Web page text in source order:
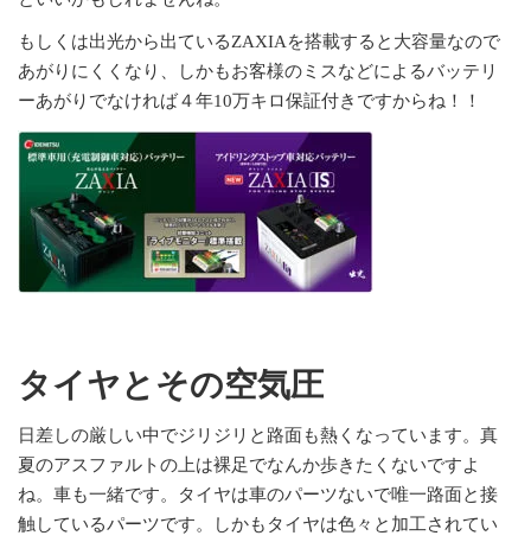
もしくは出光から出ているZAXIAを搭載すると大容量なので
あがりにくくなり、しかもお客様のミスなどによるバッテリ
ーあがりでなければ４年10万キロ保証付きですからね！！
タイヤとその空気圧
日差しの厳しい中でジリジリと路面も熱くなっています。真
夏のアスファルトの上は裸足でなんか歩きたくないですよ
ね。車も一緒です。タイヤは車のパーツないで唯一路面と接
触しているパーツです。しかもタイヤは色々と加工されてい